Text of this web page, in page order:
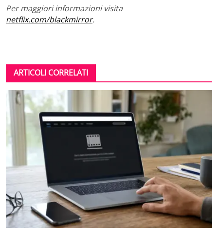
Per maggiori informazioni visita
netflix.com/blackmirror.
ARTICOLI CORRELATI